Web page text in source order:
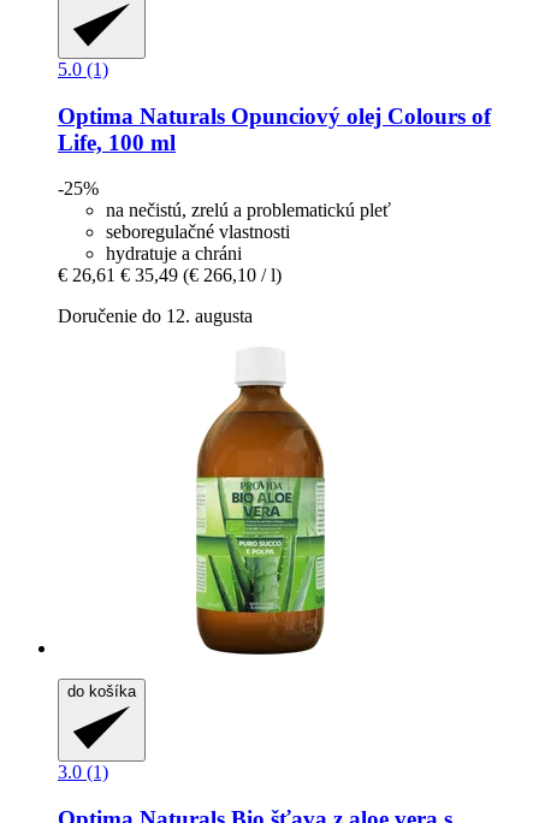
5.0 (1)
Optima Naturals Opunciový olej Colours of
Life, 100 ml
-25%
na nečistú, zrelú a problematickú pleť
seboregulačné vlastnosti
hydratuje a chráni
€ 26,61 € 35,49 (€ 266,10 / l)
Doručenie do 12. augusta
do košíka
3.0 (1)